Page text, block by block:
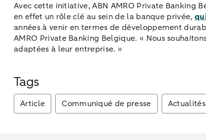
Avec cette initiative, ABN AMRO Private Banking
en effet un rôle clé au sein de la banque privée,
années à venir en termes de développement
AMRO Private Banking Belgique. « Nous
adaptées à leur entreprise. »
Tags
Article Communiqué de presse Actualités